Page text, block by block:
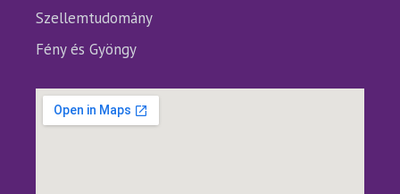
Szellemtudomány
Fény és Gyöngy